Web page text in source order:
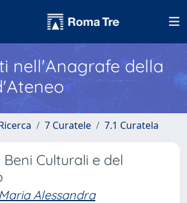
nell'Anagrafe della
7 Curatele 7.1 Curatela
Culturali e del
Alessandra